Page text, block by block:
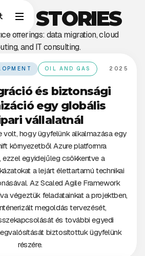
STORIES
offerings: data migration, cloud
and IT consulting.
OIL AND GAS 2025
és biztonsági
egy globális
vállalatnál
volt, hogy ügyfelünk alkalmazása egy
környezetből Azure platformra
ezzel egyidejűleg csökkentve a
a lejárt élettartamú technikai
Az Scaled Agile Framework
végeztük feladatainkat a projektben,
megoldás tervezését,
és további egyedi
biztosítottuk ügyfelünk
részére.